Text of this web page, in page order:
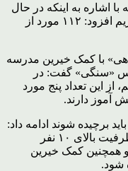
اشاره به اینکه در حال
حاضر در استان ۵۰۰ مدرسه کانکسی داریم افزود: ۱۱۲ مورد از
با کمک خیرین مدرسه
«سنگی» گفت: در
داریم، از این تعداد پنج مورد
برچیده شوند ادامه داد:
در این راستا با اختصاص ۱۱۲ کانکس با ظرفیت بالای ۱۰ نفر
همچنین کمک خیرین
شود.